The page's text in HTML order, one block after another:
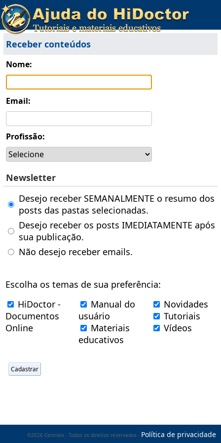
Receber conteúdos
Nome:
Email:
Profissão:
Newsletter
Desejo receber SEMANALMENTE o resumo dos
posts das pastas selecionadas.
Desejo receber os posts IMEDIATAMENTE após
sua publicação.
Não desejo receber emails.
Escolha os temas de sua preferência:
HiDoctor -
Documentos
Online
Manual do
usuário
Materiais
educativos
Novidades
Tutoriais
Vídeos
©2026 Centralx - Todos os direitos reservados - Política de privacidade